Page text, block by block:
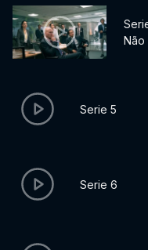
Não
Serie 5
Serie 6